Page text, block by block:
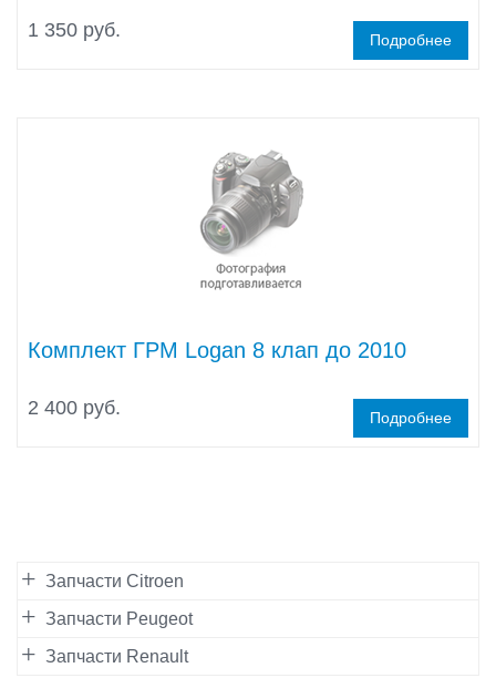
1 350 руб. Подробнее
Комплект ГРМ Logan 8 клап до 2010
2 400 руб. Подробнее
Запчасти Citroen
Запчасти Peugeot
Запчасти Renault